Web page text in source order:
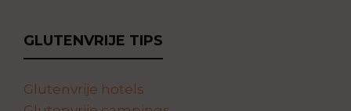
GLUTENVRIJE TIPS
Glutenvrije hotels